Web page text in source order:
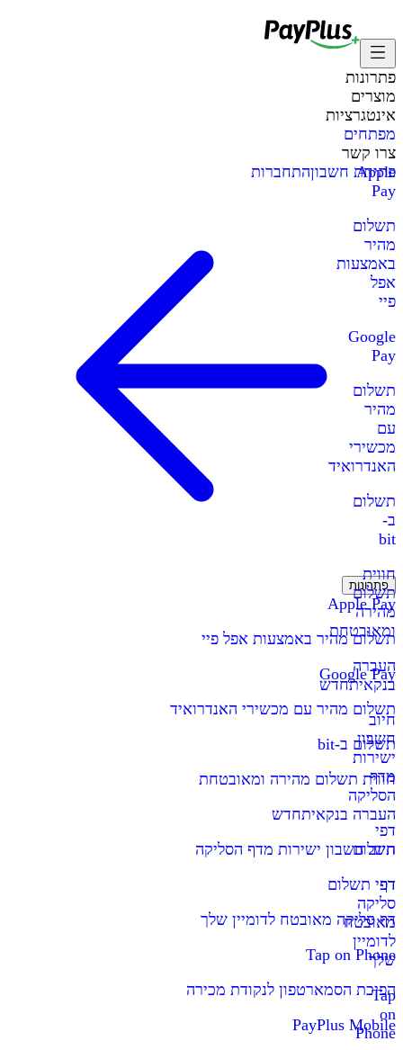
פתרונות
מוצרים
אינטגרציות
מפתחים
צרו קשר
Apple
Pay
תשלום
מהיר
באמצעות
אפל
פיי
Google
Pay
תשלום
מהיר
עם
מכשירי
האנדרואיד
תשלום
ב-
bit
חווית
תשלום
מהירה
ומאובטחת
העברה
בנקאיתחדש
חיוב
חשבון
ישירות
מדף
הסליקה
דפי
תשלום
דף
סליקה
מאובטח
לדומיין
שלך
Tap
on
Phone
פתיחת חשבוןהתחברות
פתרונות
Apple Pay
תשלום מהיר באמצעות אפל פיי
Google Pay
תשלום מהיר עם מכשירי האנדרואיד
תשלום ב-bit
חווית תשלום מהירה ומאובטחת
העברה בנקאיתחדש
חיוב חשבון ישירות מדף הסליקה
דפי תשלום
דף סליקה מאובטח לדומיין שלך
Tap on Phone
הפיכת הסמארטפון לנקודת מכירה
PayPlus Mobile